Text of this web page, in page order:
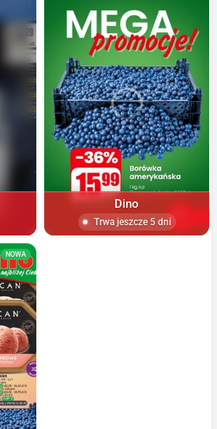
Dino
Trwa jeszcze 5 dni
NOWA